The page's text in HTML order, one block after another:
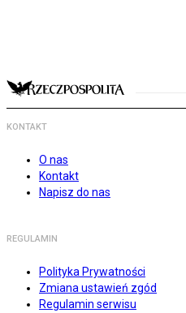
KONTAKT
O nas
Kontakt
Napisz do nas
REGULAMIN
Polityka Prywatności
Zmiana ustawień zgód
Regulamin serwisu